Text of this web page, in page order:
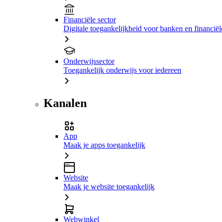
Financiële sector
Digitale toegankelijkheid voor banken en
Onderwijssector
Toegankelijk onderwijs voor iedereen
Kanalen
App
Maak je apps toegankelijk
Website
Maak je website toegankelijk
Webwinkel